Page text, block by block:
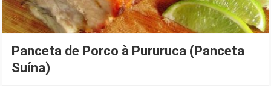
Panceta de Porco à Pururuca (Panceta
Suína)